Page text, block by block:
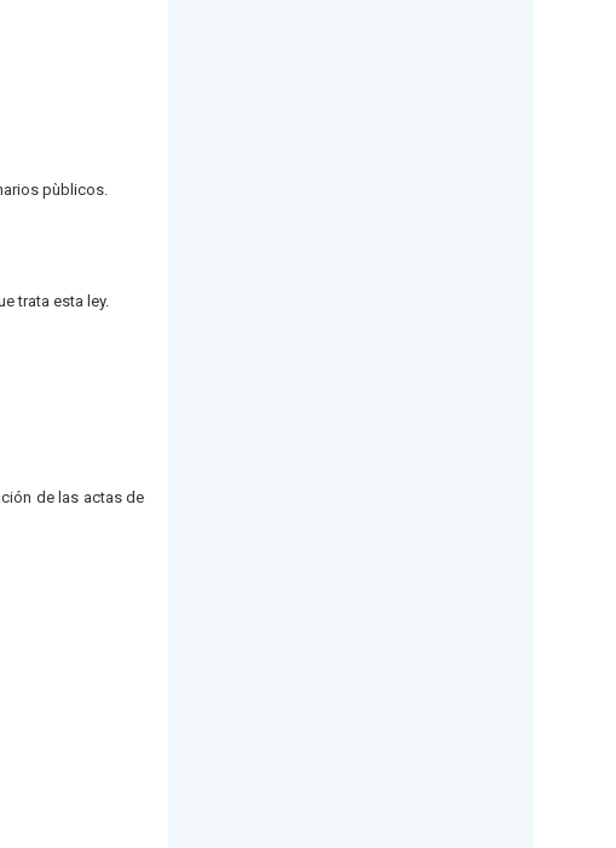
pùblicos.
trata esta ley.
de las actas de